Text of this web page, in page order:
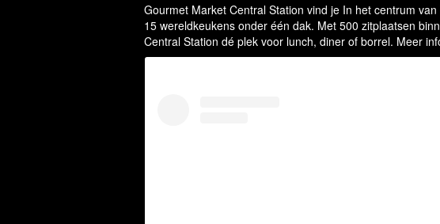
Gourmet Market Central Station vind je In het centrum
15 wereldkeukens onder één dak. Met 500 zitplaatsen
Central Station dé plek voor lunch, diner of borrel. Meer